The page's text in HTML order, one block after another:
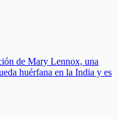
de Mary Lennox, una
huérfana en la India y es